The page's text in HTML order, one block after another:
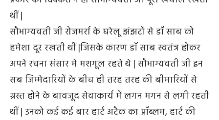
थीं |
सौभाग्यवती जी रोजमर्रा के घरेलू झंझटों से डॉ साब को
हमेशा दूर रखती थीं |जिसके कारण डॉ साब स्वतंत्र होकर
अपने रचना संसार मे मशगूल रहते थे | सौभाग्यवती जी इन
सब जिम्मेदारियों के बीच ही तरह तरह की बीमारियों से
ग्रस्त होने के बावजूद सेवाकार्य में लगन मगन से लगी रहती
थीं | उनको कई कई बार हार्ट अटैक का प्रॉब्लम, हार्ट की